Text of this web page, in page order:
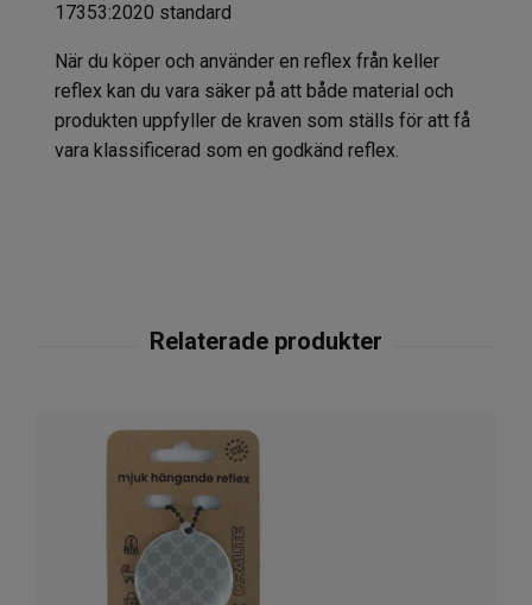
17353:2020 standard
När du köper och använder en reflex från keller
reflex kan du vara säker på att både material och
produkten uppfyller de kraven som ställs för att få
vara klassificerad som en godkänd reflex.